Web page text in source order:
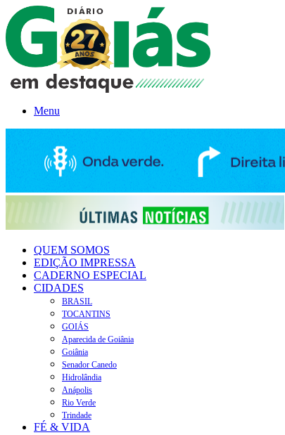
Menu
QUEM SOMOS
EDIÇÃO IMPRESSA
CADERNO ESPECIAL
CIDADES
BRASIL
TOCANTINS
GOIÁS
Aparecida de Goiânia
Goiânia
Senador Canedo
Hidrolândia
Anápolis
Rio Verde
Trindade
FÉ & VIDA